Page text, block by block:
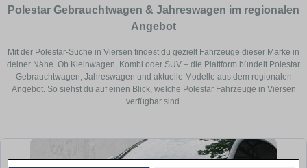
Polestar Gebrauchtwagen & Jahreswagen im regionalen
Angebot
Mit der Polestar-Suche in Viersen findest du gezielt Fahrzeuge dieser Marke in
deiner Nähe. Ob Kleinwagen, Kombi oder SUV – die Plattform bündelt Polestar
Gebrauchtwagen, Jahreswagen und aktuelle Modelle aus dem regionalen
Angebot. So siehst du auf einen Blick, welche Polestar Fahrzeuge in Viersen
verfügbar sind.